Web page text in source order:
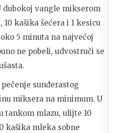
dubokoj vangle mikserom
kašika šećera i 1 kesicu
5 minuta na najvećoj
ne pobeli, udvostruči se
sunđerastog
miksera na minimum. U
tankom mlazu, ulijte 10
kašika mleka sobne